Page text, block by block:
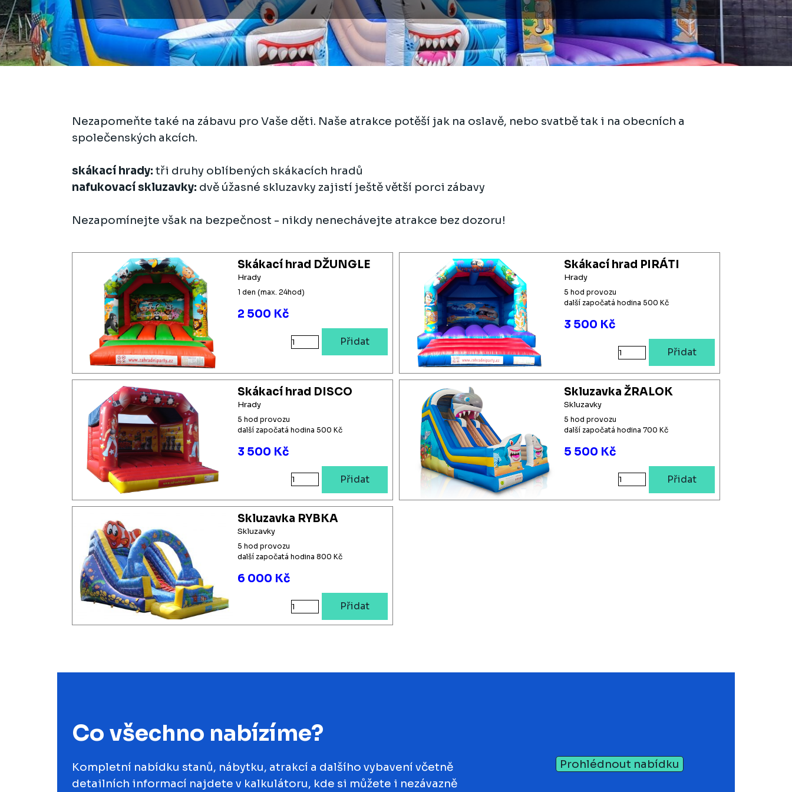
Nezapomeňte také na zábavu pro Vaše děti. Naše atrakce potěší jak na oslavě, nebo svatbě tak i na obecních a
společenských akcích.
skákací hrady: tři druhy oblíbených skákacích hradů
nafukovací skluzavky: dvě úžasné skluzavky zajistí ještě větší porci zábavy
Nezapomínejte však na bezpečnost - nikdy nenechávejte atrakce bez dozoru!
Skákací hrad DŽUNGLE
Hrady
1 den (max. 24hod)
2 500 Kč
Přidat
Skákací hrad PIRÁTI
Hrady
5 hod provozu
další započatá hodina 500 Kč
3 500 Kč
Přidat
Skákací hrad DISCO
Hrady
5 hod provozu
další započatá hodina 500 Kč
3 500 Kč
Přidat
Skluzavka ŽRALOK
Skluzavky
5 hod provozu
další započatá hodina 700 Kč
5 500 Kč
Přidat
Skluzavka RYBKA
Skluzavky
5 hod provozu
další započatá hodina 800 Kč
6 000 Kč
Přidat
Co všechno nabízíme?
Kompletní nabídku stanů, nábytku, atrakcí a dalšího vybavení včetně
detailních informací najdete v kalkulátoru, kde si můžete i nezávazně
Prohlédnout nabídku